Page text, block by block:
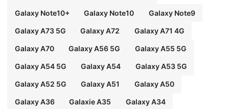
Galaxy Note10+ Galaxy Note10 Galaxy Note9
Galaxy A73 5G Galaxy A72 Galaxy A71 4G
Galaxy A70 Galaxy A56 5G Galaxy A55 5G
Galaxy A54 5G Galaxy A54 Galaxy A53 5G
Galaxy A52 5G Galaxy A51 Galaxy A50
Galaxy A36 Galaxie A35 Galaxy A34